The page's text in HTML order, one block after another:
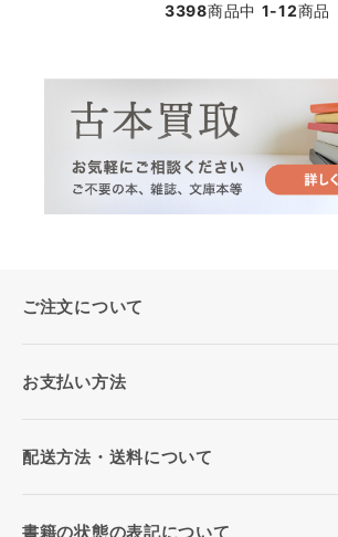
3398商品中 1-12商品
ご注文について
お支払い方法
配送方法・送料について
書籍の状態の表記について